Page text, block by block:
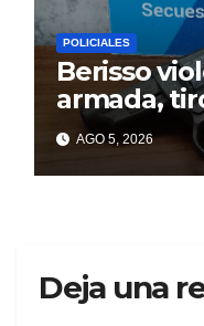
POLICIALES
Berisso
armada,
AGO 5, 2026
Deja una